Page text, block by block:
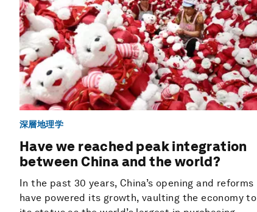
深層地理学
Have we reached peak integration
between China and the world?
In the past 30 years, China’s opening and reforms
have powered its growth, vaulting the economy to